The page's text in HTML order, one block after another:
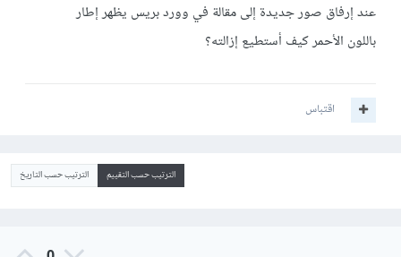
عند إرفاق صور جديدة إلى مقالة في وورد بريس يظهر إطار
باللون الأحمر كيف أستطيع إزالته؟
اقتباس
الترتيب حسب التقييم الترتيب حسب التاريخ